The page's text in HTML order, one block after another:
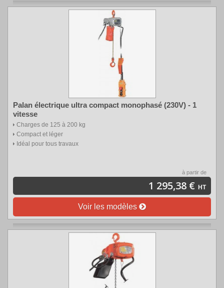
Palan électrique ultra compact monophasé (230V) - 1
vitesse
Charges de 125 à 200 kg
Compact et léger
Idéal pour tous travaux
à partir de
1 295,38 € HT
Voir les modèles